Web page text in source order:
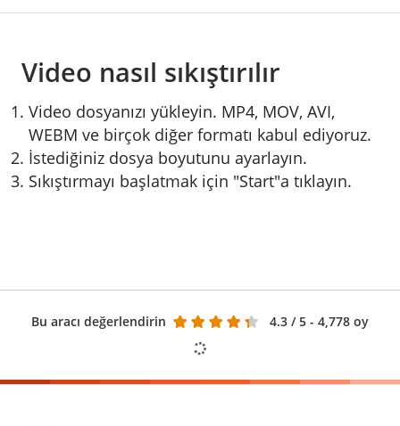
Video nasıl sıkıştırılır
Video dosyanızı yükleyin. MP4, MOV, AVI,
WEBM ve birçok diğer formatı kabul ediyoruz.
İstediğiniz dosya boyutunu ayarlayın.
Sıkıştırmayı başlatmak için "Start"a tıklayın.
Bu aracı değerlendirin 4.3 / 5 - 4,778 oy